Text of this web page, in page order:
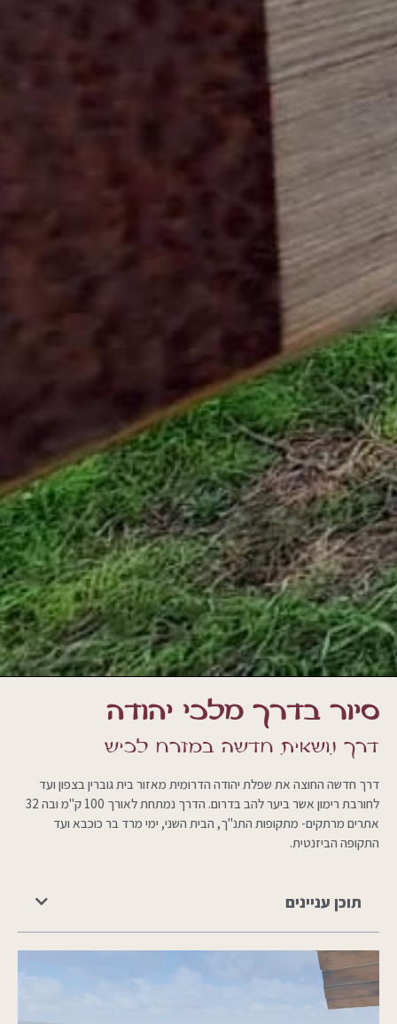
סיור בדרך מלכי יהודה
דרך נושאית חדשה במזרח לכיש
דרך חדשה החוצה את שפלת יהודה הדרומית מאזור בית גוברין בצפון ועד
לחורבת רימון אשר ביער להב בדרום. הדרך נמתחת לאורך 100 ק"מ ובה 32
אתרים מרתקים- מתקופות התנ"ך, הבית השני, ימי מרד בר כוכבא ועד
התקופה הביזנטית.
תוכן עניינים